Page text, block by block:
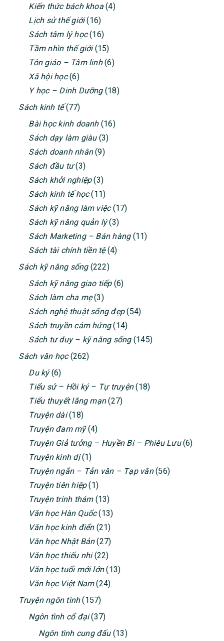
SIDEBAR
Kiến thức bách khoa(4)
Lịch sử thế giới(16)
Sách tâm lý học(16)
Tầm nhìn thế giới(15)
Tôn giáo – Tâm linh(6)
Xã hội học(6)
Y học – Dinh Dưỡng(18)
Sách kinh tế(77)
Bài học kinh doanh(16)
Sách dạy làm giàu(3)
Sách doanh nhân(9)
Sách đầu tư(3)
Sách khởi nghiệp(3)
Sách kinh tế học(11)
Sách kỹ năng làm việc(17)
Sách kỹ năng quản lý(3)
Sách Marketing – Bán hàng(11)
Sách tài chính tiền tệ(4)
Sách kỹ năng sống(222)
Sách kỹ năng giao tiếp(6)
Sách làm cha mẹ(3)
Sách nghệ thuật sống đẹp(54)
Sách truyền cảm hứng(14)
Sách tư duy – kỹ năng sống(145)
Sách văn học(262)
Du ký(6)
Tiểu sử – Hồi ký – Tự truyện(18)
Tiểu thuyết lãng mạn(27)
Truyện dài(18)
Truyện đam mỹ(4)
Truyện Giả tưởng – Huyền Bí – Phiêu Lưu(6)
Truyện kinh dị(1)
Truyện ngắn – Tản văn – Tạp văn(56)
Truyện tiên hiệp(1)
Truyện trinh thám(13)
Văn học Hàn Quốc(13)
Văn học kinh điển(21)
Văn học Nhật Bản(27)
Văn học thiếu nhi(22)
Văn học tuổi mới lớn(13)
Văn học Việt Nam(24)
Truyện ngôn tình(157)
Ngôn tình cổ đại(37)
Ngôn tình cung đấu(13)